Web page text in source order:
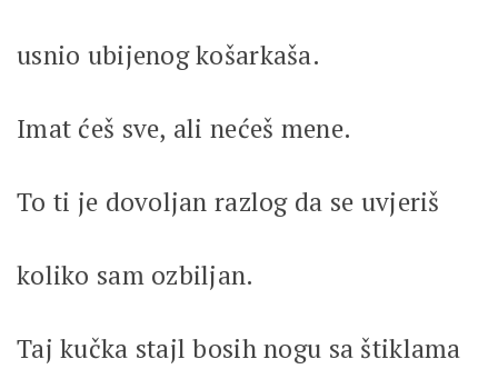
usnio ubijenog košarkaša.
Imat ćeš sve, ali nećeš mene.
To ti je dovoljan razlog da se uvjeriš
koliko sam ozbiljan.
Taj kučka stajl bosih nogu sa štiklama